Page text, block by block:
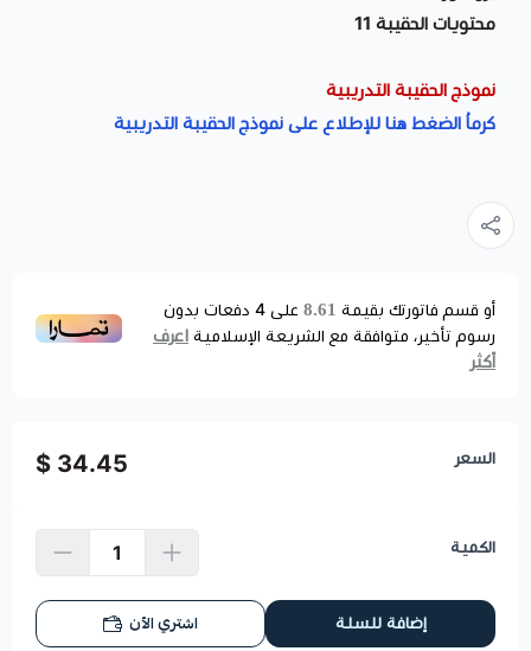
محتويات الحقيبة 11
نموذج الحقيبة التدريبية
كرماُ الضغط هنا للإطلاع على نموذج الحقيبة التدريبية
أو قسم فاتورتك بقيمة 8.61 على 4 دفعات بدون
رسوم تأخير، متوافقة مع الشريعة الإسلامية اعرف
أكثر
السعر 34.45 $
الكمية
إضافة للسلة اشتري الآن